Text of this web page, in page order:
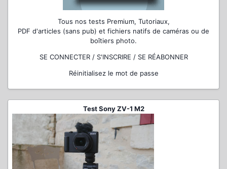
Tous nos tests Premium, Tutoriaux,
PDF d'articles (sans pub) et fichiers natifs de caméras ou de
boîtiers photo.
SE CONNECTER / S'INSCRIRE / SE RÉABONNER
Réinitialisez le mot de passe
Test Sony ZV-1 M2